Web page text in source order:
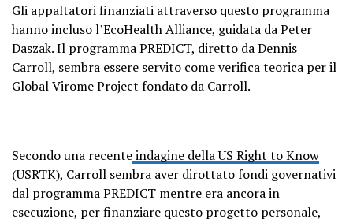
Gli appaltatori finanziati attraverso questo programma
hanno incluso l’EcoHealth Alliance, guidata da Peter
Daszak. Il programma PREDICT, diretto da Dennis
Carroll, sembra essere servito come verifica teorica per il
Global Virome Project fondato da Carroll.
Secondo una recenteindagine della US Right to Know
(USRTK), Carroll sembra aver dirottato fondi governativi
dal programma PREDICT mentre era ancora in
esecuzione, per finanziare questo progetto personale,